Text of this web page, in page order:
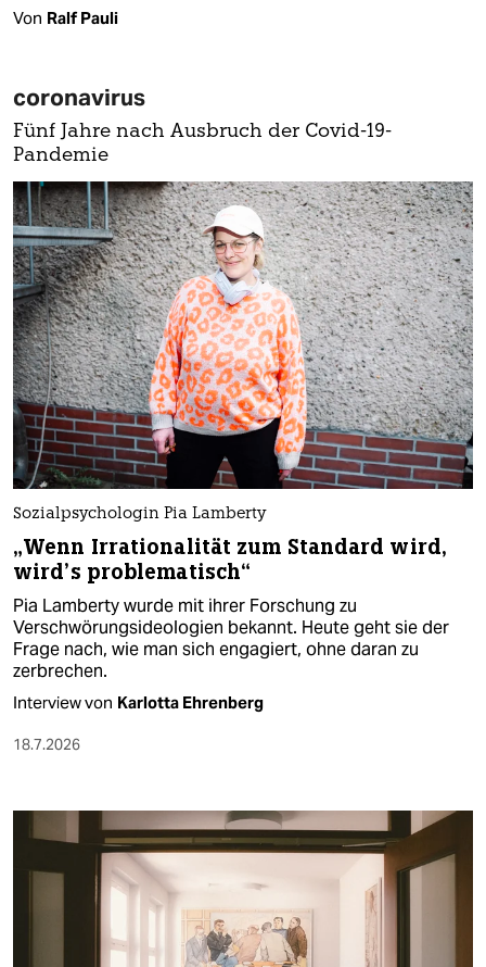
Von Ralf Pauli
coronavirus
Fünf Jahre nach Ausbruch der Covid-19-
Pandemie
Sozialpsychologin Pia Lamberty
„Wenn Irrationalität zum Standard wird,
wird’s problematisch“
Pia Lamberty wurde mit ihrer Forschung zu
Verschwörungsideologien bekannt. Heute geht sie der
Frage nach, wie man sich engagiert, ohne daran zu
zerbrechen.
Interview von Karlotta Ehrenberg
18.7.2026